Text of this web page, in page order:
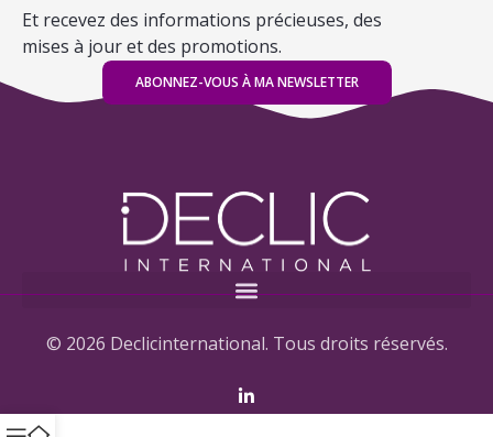
Et recevez des informations précieuses, des
mises à jour et des promotions.
ABONNEZ-VOUS À MA NEWSLETTER
© 2026 Declicinternational. Tous droits réservés.